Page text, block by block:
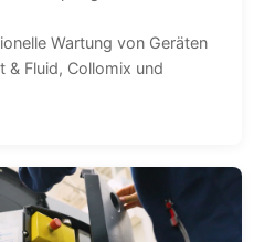
Wartung von Geräten
& Fluid, Collomix und